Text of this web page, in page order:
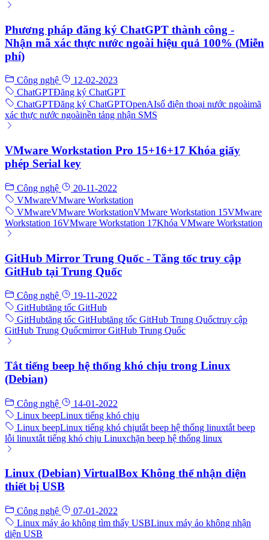
Phương pháp đăng ký ChatGPT thành công -
Nhận mã xác thực nước ngoài hiệu quả 100% (Miễn
phí)
Công nghệ
12-02-2023
ChatGPTĐăng ký ChatGPT
ChatGPTĐăng ký ChatGPTOpenAIsố điện thoại nước ngoàimã
xác thực nước ngoàinền tảng nhận SMS
VMware Workstation Pro 15+16+17 Khóa giấy
phép Serial key
Công nghệ
20-11-2022
VMwareVMware Workstation
VMwareVMware WorkstationVMware Workstation 15VMware
Workstation 16VMware Workstation 17Khóa VMware Workstation
GitHub Mirror Trung Quốc - Tăng tốc truy cập
GitHub tại Trung Quốc
Công nghệ
19-11-2022
GitHubtăng tốc GitHub
GitHubtăng tốc GitHubtăng tốc GitHub Trung Quốctruy cập
GitHub Trung Quốcmirror GitHub Trung Quốc
Tắt tiếng beep hệ thống khó chịu trong Linux
(Debian)
Công nghệ
14-01-2022
Linux beepLinux tiếng khó chịu
Linux beepLinux tiếng khó chịutắt beep hệ thống linuxtắt beep
lỗi linuxtắt tiếng khó chịu Linuxchặn beep hệ thống linux
Linux (Debian) VirtualBox Không thể nhận diện
thiết bị USB
Công nghệ
07-01-2022
Linux máy ảo không tìm thấy USBLinux máy ảo không nhận
diện USB